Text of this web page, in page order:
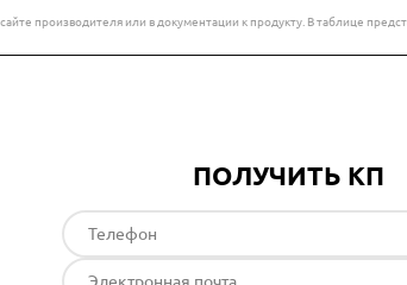
производителя или в документации к продукту. В таблице
ПОЛУЧИТЬ КП